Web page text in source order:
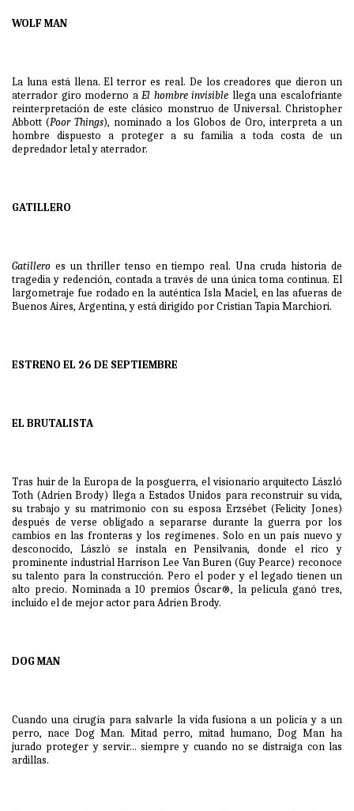
WOLF MAN
La luna está llena. El terror es real. De los creadores que dieron un
aterrador giro moderno aEl hombre invisible llega una escalofriante
reinterpretación de este clásico monstruo de Universal. Christopher
Abbott (Poor Things), nominado a los Globos de Oro, interpreta a un
hombre dispuesto a proteger a su familia a toda costa de un
depredador letal y aterrador.
GATILLERO
Gatillero es un thriller tenso en tiempo real. Una cruda historia de
tragedia y redención, contada a través de una única toma continua. El
largometraje fue rodado en la auténtica Isla Maciel, en las afueras de
Buenos Aires, Argentina, y está dirigido por Cristian Tapia Marchiori.
ESTRENO EL 26 DE SEPTIEMBRE
EL BRUTALISTA
Tras huir de la Europa de la posguerra, el visionario arquitecto László
Toth (Adrien Brody) llega a Estados Unidos para reconstruir su vida,
su trabajo y su matrimonio con su esposa Erzsébet (Felicity Jones)
después de verse obligado a separarse durante la guerra por los
cambios en las fronteras y los regímenes. Solo en un país nuevo y
desconocido, László se instala en Pensilvania, donde el rico y
prominente industrial Harrison Lee Van Buren (Guy Pearce) reconoce
su talento para la construcción. Pero el poder y el legado tienen un
alto precio. Nominada a 10 premios Óscar®, la película ganó tres,
incluido el de mejor actor para Adrien Brody.
DOG MAN
Cuando una cirugía para salvarle la vida fusiona a un policía y a un
perro, nace Dog Man. Mitad perro, mitad humano, Dog Man ha
jurado proteger y servir... siempre y cuando no se distraiga con las
ardillas.